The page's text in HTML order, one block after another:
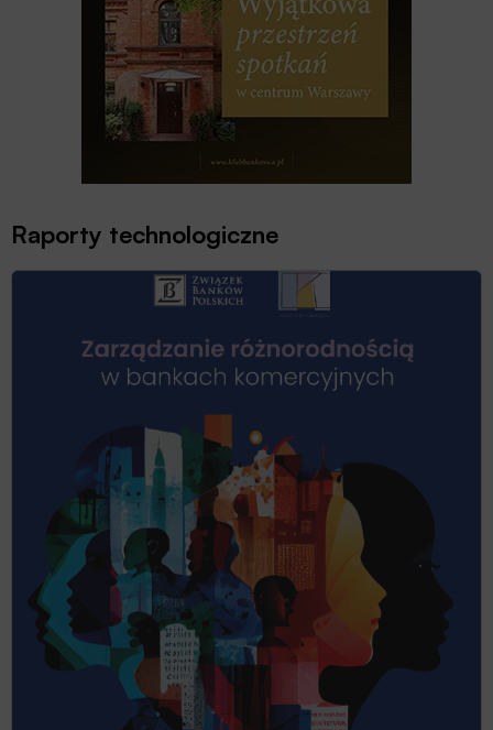
Raporty technologiczne